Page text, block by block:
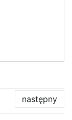
następny